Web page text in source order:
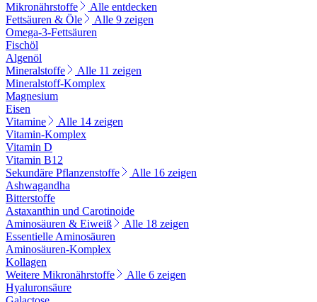
Mikronährstoffe
Alle entdecken
Fettsäuren & Öle
Alle 9 zeigen
Omega-3-Fettsäuren
Fischöl
Algenöl
Mineralstoffe
Alle 11 zeigen
Mineralstoff-Komplex
Magnesium
Eisen
Vitamine
Alle 14 zeigen
Vitamin-Komplex
Vitamin D
Vitamin B12
Sekundäre Pflanzenstoffe
Alle 16 zeigen
Ashwagandha
Bitterstoffe
Astaxanthin und Carotinoide
Aminosäuren & Eiweiß
Alle 18 zeigen
Essentielle Aminosäuren
Aminosäuren-Komplex
Kollagen
Weitere Mikronährstoffe
Alle 6 zeigen
Hyaluronsäure